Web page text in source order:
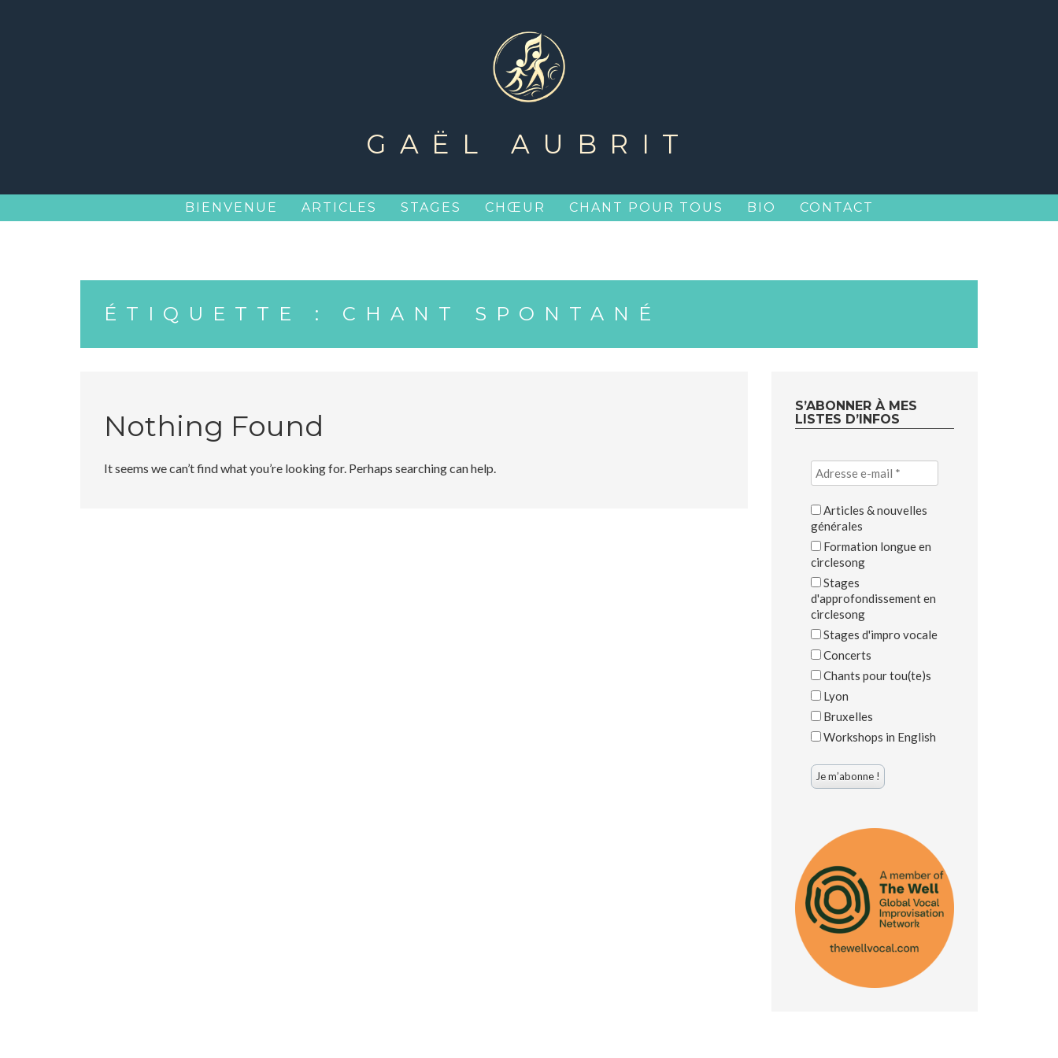
GAËL AUBRIT
BIENVENUE ARTICLES STAGES CHŒUR CHANT POUR TOUS BIO CONTACT
ÉTIQUETTE : CHANT SPONTANÉ
Nothing Found
It seems we can’t find what you’re looking for. Perhaps searching can help.
S’ABONNER À MES
LISTES D’INFOS
Articles & nouvelles
générales
Formation longue en
circlesong
Stages
d'approfondissement en
circlesong
Stages d'impro vocale
Concerts
Chants pour tou(te)s
Lyon
Bruxelles
Workshops in English